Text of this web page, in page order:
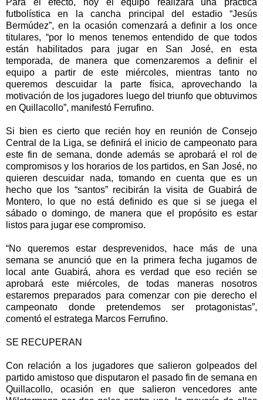
futbolística en la cancha principal del estadio “Jesús
Bermúdez”, en la ocasión comenzará a definir a los once
titulares, “por lo menos tenemos entendido de que todos
están habilitados para jugar en San José, en esta
temporada, de manera que comenzaremos a definir el
equipo a partir de este miércoles, mientras tanto no
queremos descuidar la parte física, aprovechando la
motivación de los jugadores luego del triunfo que obtuvimos
en Quillacollo”, manifestó Ferrufino.
Si bien es cierto que recién hoy en reunión de Consejo
Central de la Liga, se definirá el inicio de campeonato para
este fin de semana, donde además se aprobará el rol de
compromisos y los horarios de los partidos, en San José, no
quieren descuidar nada, tomando en cuenta que es un
hecho que los “santos” recibirán la visita de Guabirá de
Montero, lo que no está definido es que si se juega el
sábado o domingo, de manera que el propósito es estar
listos para jugar ese compromiso.
“No queremos estar desprevenidos, hace más de una
semana se anunció que en la primera fecha jugamos de
local ante Guabirá, ahora es verdad que eso recién se
aprobará este miércoles, de todas maneras nosotros
estaremos preparados para comenzar con pie derecho el
campeonato donde pretendemos ser protagonistas”,
comentó el estratega Marcos Ferrufino.
SE RECUPERAN
Con relación a los jugadores que salieron golpeados del
partido amistoso que disputaron el pasado fin de semana en
Quillacollo, ocasión en que salieron vencedores ante